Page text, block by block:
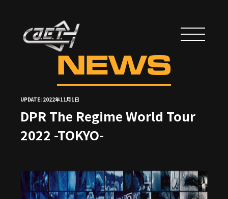
NEWS
UPDATE: 2022年11月1日
DPR The Regime World Tour
2022 -TOKYO-